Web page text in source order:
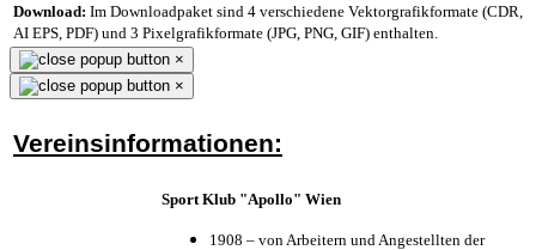
Download: Im Downloadpaket sind 4 verschiedene Vektorgrafikformate (CDR,
AI EPS, PDF) und 3 Pixelgrafikformate (JPG, PNG, GIF) enthalten.
×
×
Vereinsinformationen:
Sport Klub "Apollo" Wien
1908 – von Arbeitern und Angestellten der